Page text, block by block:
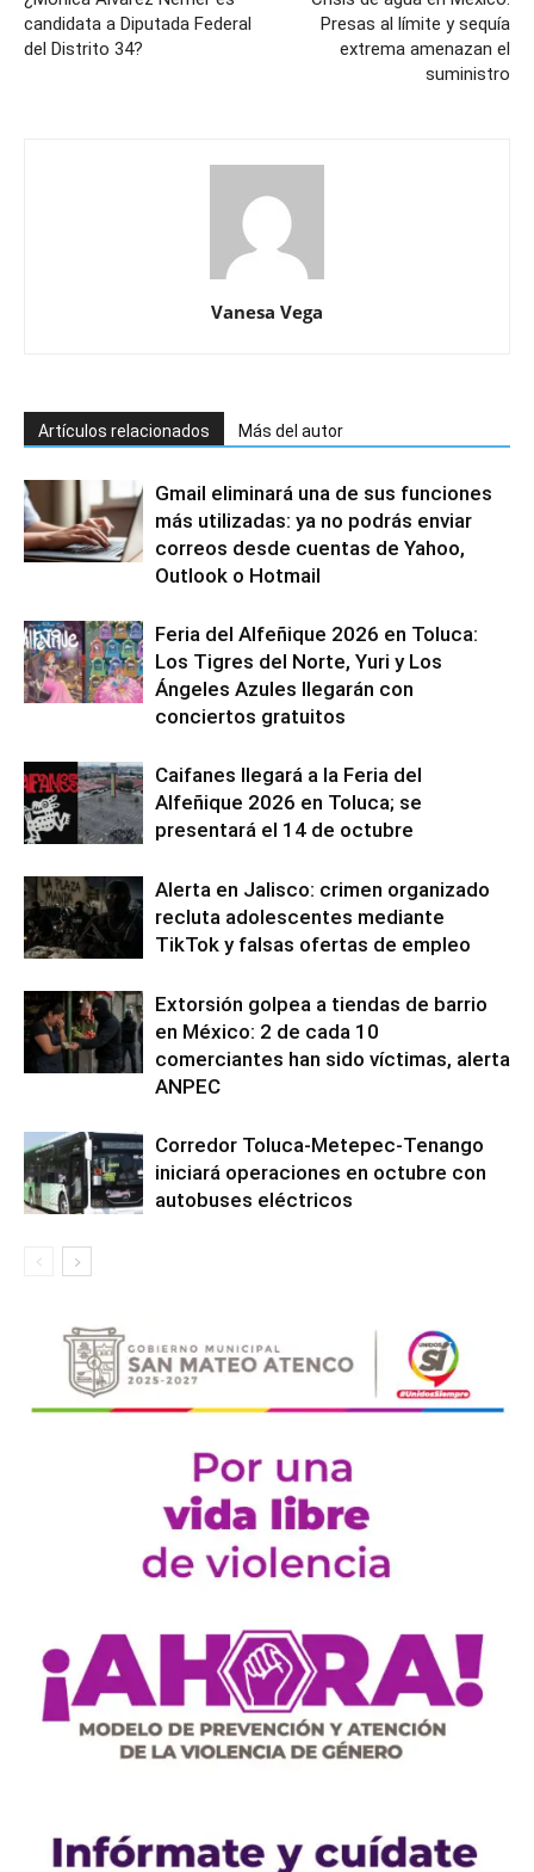
candidata a Diputada Federal
del Distrito 34?
Presas al límite y sequía
extrema amenazan el
suministro
Vanesa Vega
Artículos relacionados Más del autor
Gmail eliminará una de sus funciones
más utilizadas: ya no podrás enviar
correos desde cuentas de Yahoo,
Outlook o Hotmail
Feria del Alfeñique 2026 en Toluca:
Los Tigres del Norte, Yuri y Los
Ángeles Azules llegarán con
conciertos gratuitos
Caifanes llegará a la Feria del
Alfeñique 2026 en Toluca; se
presentará el 14 de octubre
Alerta en Jalisco: crimen organizado
recluta adolescentes mediante
TikTok y falsas ofertas de empleo
Extorsión golpea a tiendas de barrio
en México: 2 de cada 10
comerciantes han sido víctimas, alerta
ANPEC
Corredor Toluca-Metepec-Tenango
iniciará operaciones en octubre con
autobuses eléctricos